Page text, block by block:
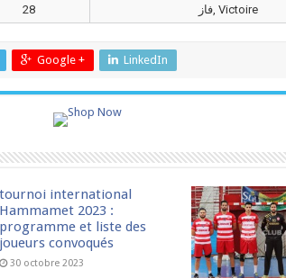
28 فاز, Victoire
Google + LinkedIn
tournoi international
Hammamet 2023 :
programme et liste des
joueurs convoqués
30 octobre 2023